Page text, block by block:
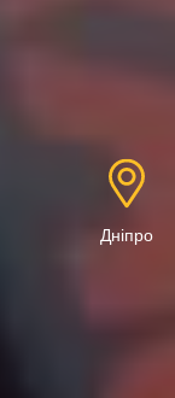
Дніпро